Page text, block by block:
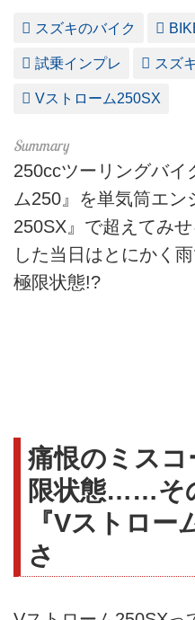
スズキのバイク
試乗インプレ スズキ
Vストローム250SX
250ccツーリングバイ
ム250』を単気筒エン
250SX』で超えてみ
した当日はとにかく
極限状態!?
痛恨のミス
限状態……そ
『Vストロー
さ